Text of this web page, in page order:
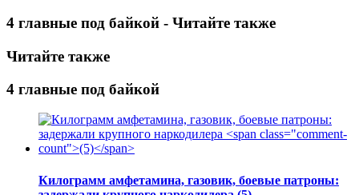
4 главные под байкой - Читайте также
Читайте также
4 главные под байкой
Килограмм амфетамина, газовик, боевые патроны: